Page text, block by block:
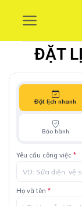
content
ĐẶT